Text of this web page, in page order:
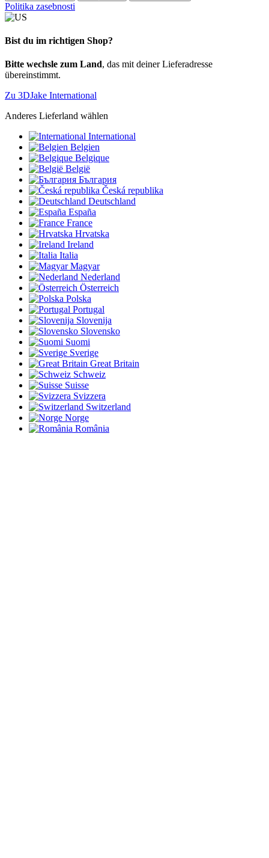
Politika zasebnosti
Bist du im richtigen Shop?
Bitte wechsle zum Land, das mit deiner Lieferadresse
übereinstimmt.
Zu 3DJake International
Anderes Lieferland wählen
International
Belgien
Belgique
België
България
Česká republika
Deutschland
España
France
Hrvatska
Ireland
Italia
Magyar
Nederland
Österreich
Polska
Portugal
Slovenija
Slovensko
Suomi
Sverige
Great Britain
Schweiz
Suisse
Svizzera
Switzerland
Norge
România